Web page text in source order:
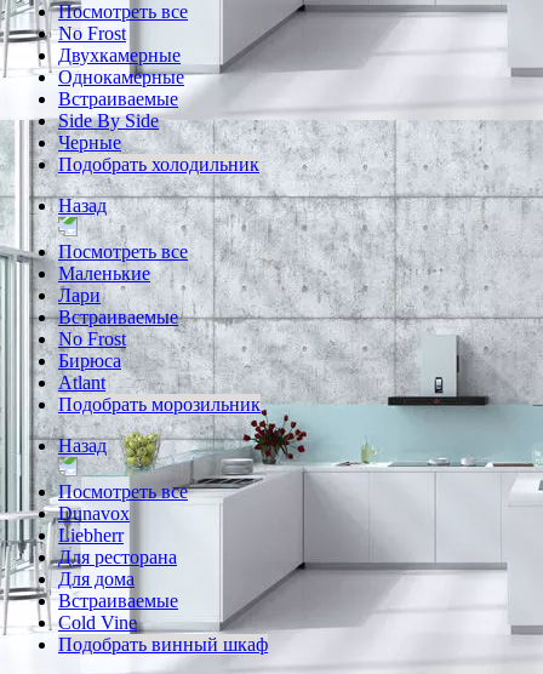
Посмотреть все
No Frost
Двухкамерные
Однокамерные
Встраиваемые
Side By Side
Черные
Подобрать холодильник
Назад
Посмотреть все
Маленькие
Лари
Встраиваемые
No Frost
Бирюса
Atlant
Подобрать морозильник
Назад
Посмотреть все
Dunavox
Liebherr
Для ресторана
Для дома
Встраиваемые
Cold Vine
Подобрать винный шкаф